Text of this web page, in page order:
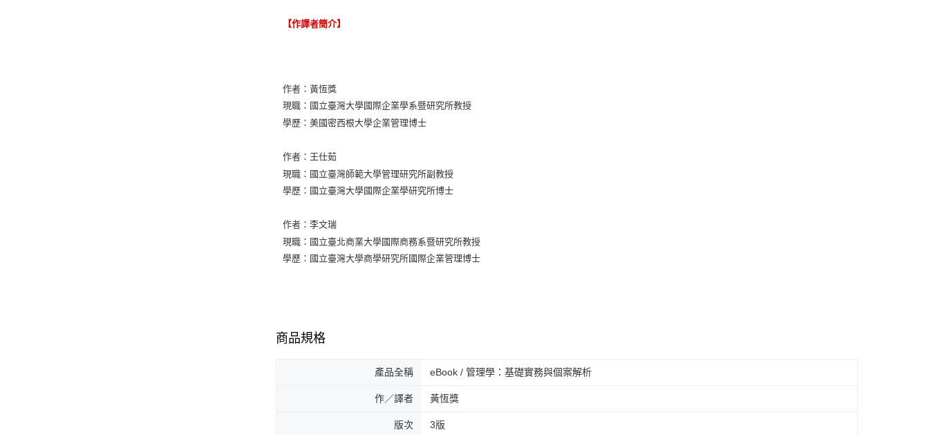
【作譯者簡介】
作者：黃恆獎
現職：國立臺灣大學國際企業學系暨研究所教授
學歷：美國密西根大學企業管理博士
作者：王仕茹
現職：國立臺灣師範大學管理研究所副教授
學歷：國立臺灣大學國際企業學研究所博士
作者：李文瑞
現職：國立臺北商業大學國際商務系暨研究所教授
學歷：國立臺灣大學商學研究所國際企業管理博士
商品規格
產品全稱 eBook / 管理學：基礎實務與個案解析
作／譯者 黃恆獎
版次 3版